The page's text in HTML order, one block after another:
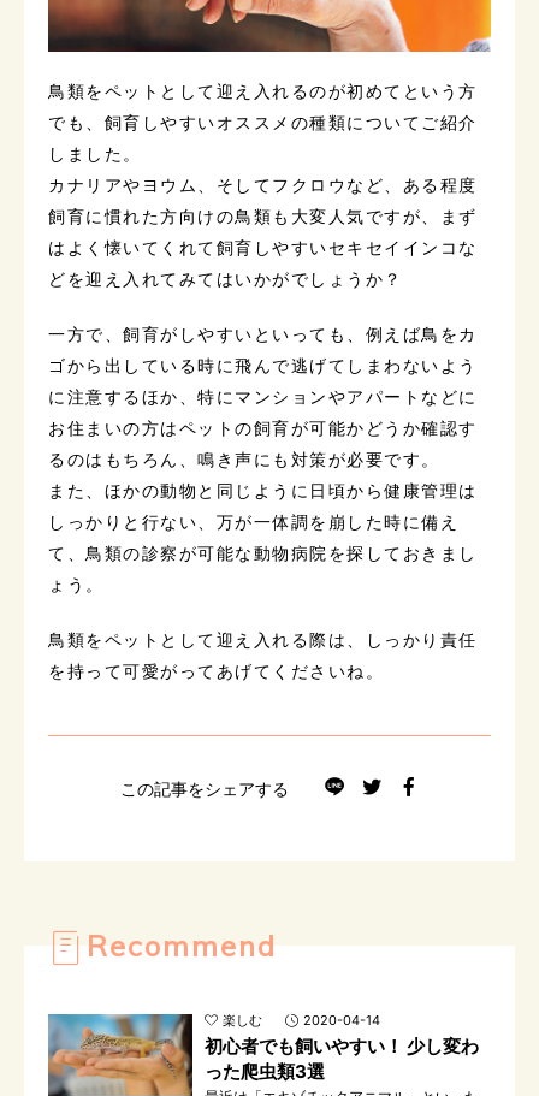
鳥類をペットとして迎え入れるのが初めてという方
でも、飼育しやすいオススメの種類についてご紹介
しました。
カナリアやヨウム、そしてフクロウなど、ある程度
飼育に慣れた方向けの鳥類も大変人気ですが、まず
はよく懐いてくれて飼育しやすいセキセイインコな
どを迎え入れてみてはいかがでしょうか？
一方で、飼育がしやすいといっても、例えば鳥をカ
ゴから出している時に飛んで逃げてしまわないよう
に注意するほか、特にマンションやアパートなどに
お住まいの方はペットの飼育が可能かどうか確認す
るのはもちろん、鳴き声にも対策が必要です。
また、ほかの動物と同じように日頃から健康管理は
しっかりと行ない、万が一体調を崩した時に備え
て、鳥類の診察が可能な動物病院を探しておきまし
ょう。
鳥類をペットとして迎え入れる際は、しっかり責任
を持って可愛がってあげてくださいね。
この記事をシェアする
楽しむ 2020-04-14
初心者でも飼いやすい！ 少し変わ
った爬虫類3選
Recommend